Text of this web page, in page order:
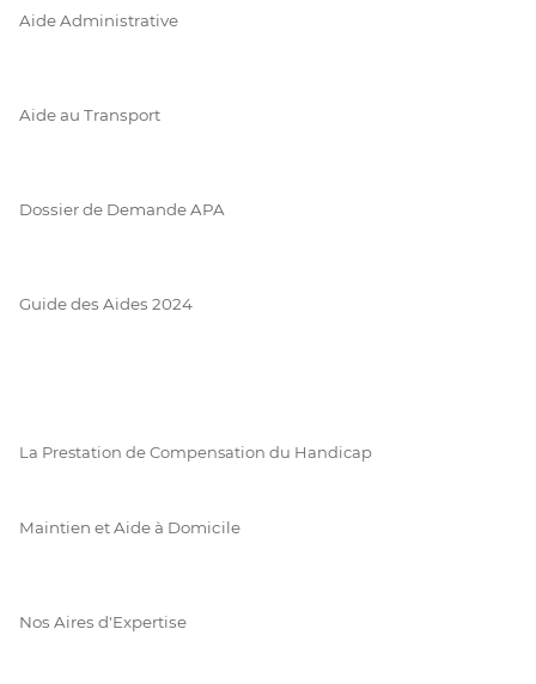
Aide Administrative
Aide au Transport
Dossier de Demande APA
Guide des Aides 2024
La Prestation de Compensation du Handicap
Maintien et Aide à Domicile
Nos Aires d'Expertise